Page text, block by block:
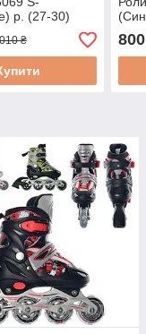
р. (27-30)
₴ 800